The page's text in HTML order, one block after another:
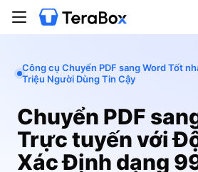
Công cụ Chuyển PDF sang Word Tốt
Triệu Người Dùng Tin Cậy
Chuyển PDF
Trực tuyến với
Xác Định dạng